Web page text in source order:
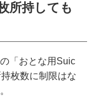
所持しても
「おとな用Suic
枚数に制限はな